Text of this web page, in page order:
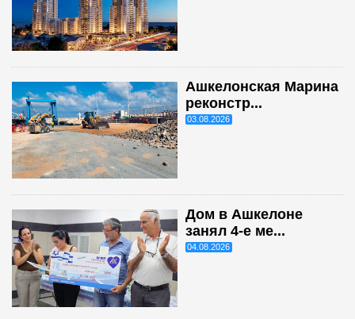
Ашкелонская Марина
реконстр...
03.08.2026
Дом в Ашкелоне
занял 4-е ме...
04.08.2026